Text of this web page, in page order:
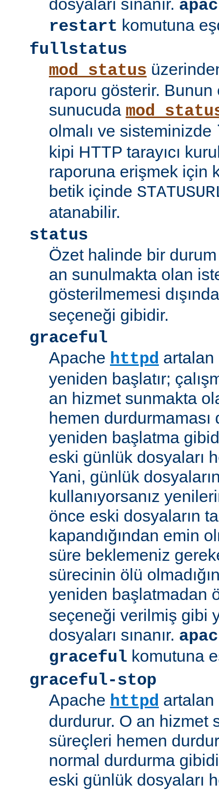
dosyaları sınanır.
restart komutuna
fullstatus
mod_status
raporu gösterir. Bunun
sunucuda
olmalı ve sisteminizde
kipi HTTP tarayıcı
raporuna erişmek için
betik içinde
atanabilir.
status
Özet halinde bir
an sunulmakta olan
gösterilmemesi
seçeneği gibidir.
graceful
Apache httpd
yeniden başlatır;
an hizmet sunmakta
hemen durdurmaması
yeniden başlatma
eski günlük dosyaları
Yani, günlük
kullanıyorsanız
önce eski dosyaların
kapandığından emin
süre beklemeniz
sürecinin ölü
yeniden başlatmadan
seçeneği verilmiş gibi
dosyaları sınanır.
graceful komutuna
graceful-stop
Apache httpd
durdurur. O an hizmet
süreçleri hemen
normal durdurma
eski günlük dosyaları